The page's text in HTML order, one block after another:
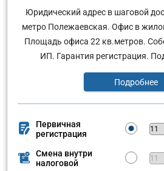
Юридический адрес в шаговой
метро Полежаевская. Офис в
Площадь офиса 22 кв.метров.
ИП. Гарантия регистрация.
Подробнее
Первичная
регистрация
Смена внутри
налоговой